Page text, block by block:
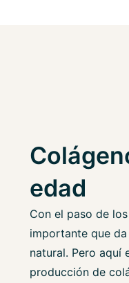
edad
Con el paso de
importante que
natural. Pero aquí
producción de